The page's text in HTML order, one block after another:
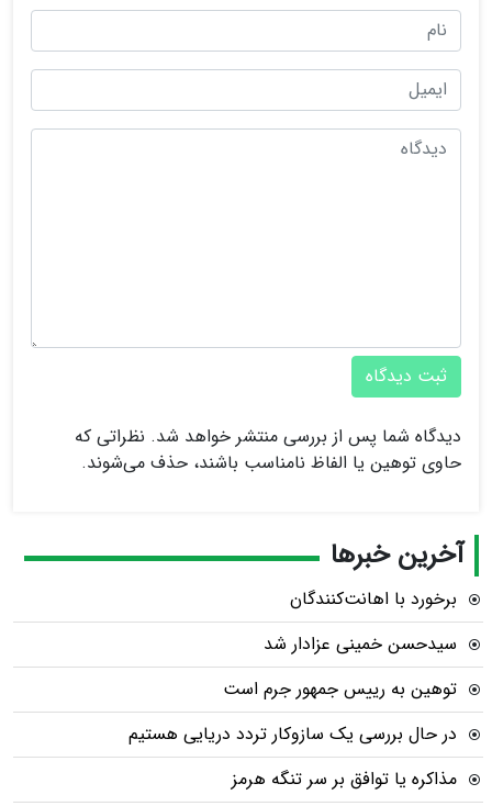
ثبت دیدگاه
دیدگاه شما پس از بررسی منتشر خواهد شد. نظراتی که
حاوی توهین یا الفاظ نامناسب باشند، حذف می‌شوند.
آخرین خبرها
برخورد با اهانت‌کنندگان
سیدحسن خمینی عزادار شد
توهین به رییس جمهور جرم است
در حال بررسی یک سازوکار تردد دریایی هستیم
مذاکره یا توافق بر سر تنگه هرمز